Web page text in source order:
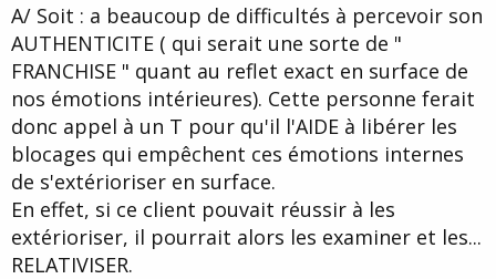
A/ Soit : a beaucoup de difficultés à percevoir son
AUTHENTICITE ( qui serait une sorte de "
FRANCHISE " quant au reflet exact en surface de
nos émotions intérieures). Cette personne ferait
donc appel à un T pour qu'il l'AIDE à libérer les
blocages qui empêchent ces émotions internes
de s'extérioriser en surface.
En effet, si ce client pouvait réussir à les
extérioriser, il pourrait alors les examiner et les...
RELATIVISER.